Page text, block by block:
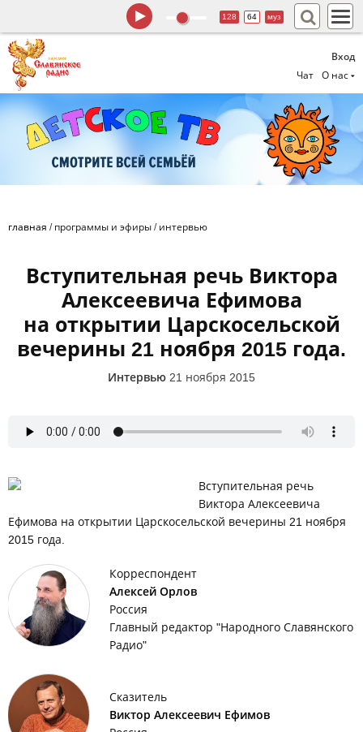
Вход
Чат
О нас
128 64 муз
главная / программы и эфиры / интервью
Вступительная речь Виктора
Алексеевича Ефимова
на открытии Царскосельской
вечерины 21 ноября 2015 года.
Интервью 21 ноября 2015
Вступительная речь
Виктора Алексеевича
Ефимова на открытии Царскосельской вечерины 21 ноября
2015 года.
Корреспондент
Алексей Орлов
Россия
Главный редактор "Народного Славянского
Радио"
Сказитель
Виктор Алексеевич Ефимов